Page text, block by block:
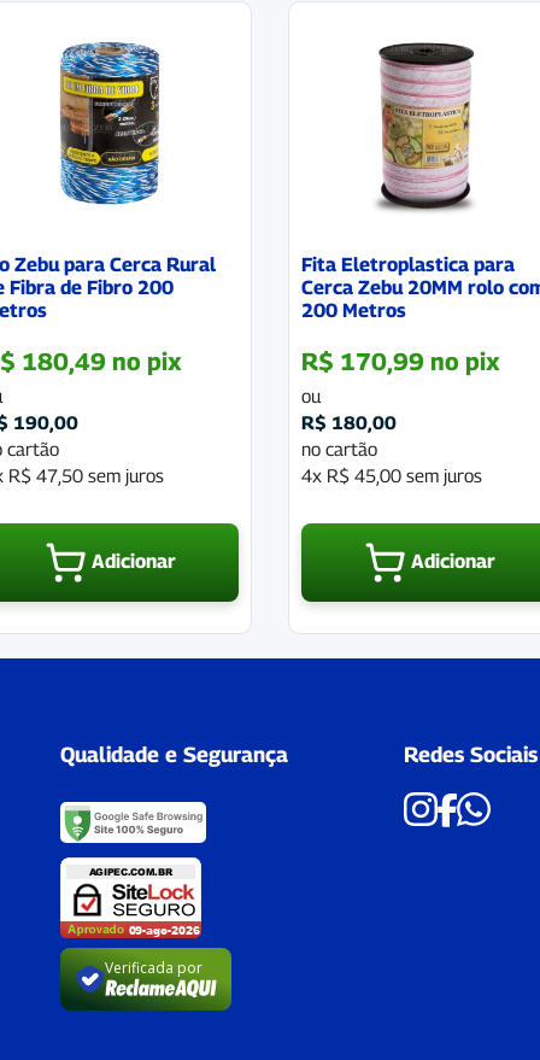
Zebu para Cerca Rural
Fibra de Fibro 200
180,49 no pix
190,00
cartão
R$47,50sem juros
Adicionar
Fita Eletroplastica para
Cerca Zebu 20MM rolo
200 Metros
R$ 170,99 no pix
ou
R$ 180,00
no cartão
4x R$ 45,00 sem juros
Adicionar
Qualidade e Segurança
Verificada por
Redes Sociais